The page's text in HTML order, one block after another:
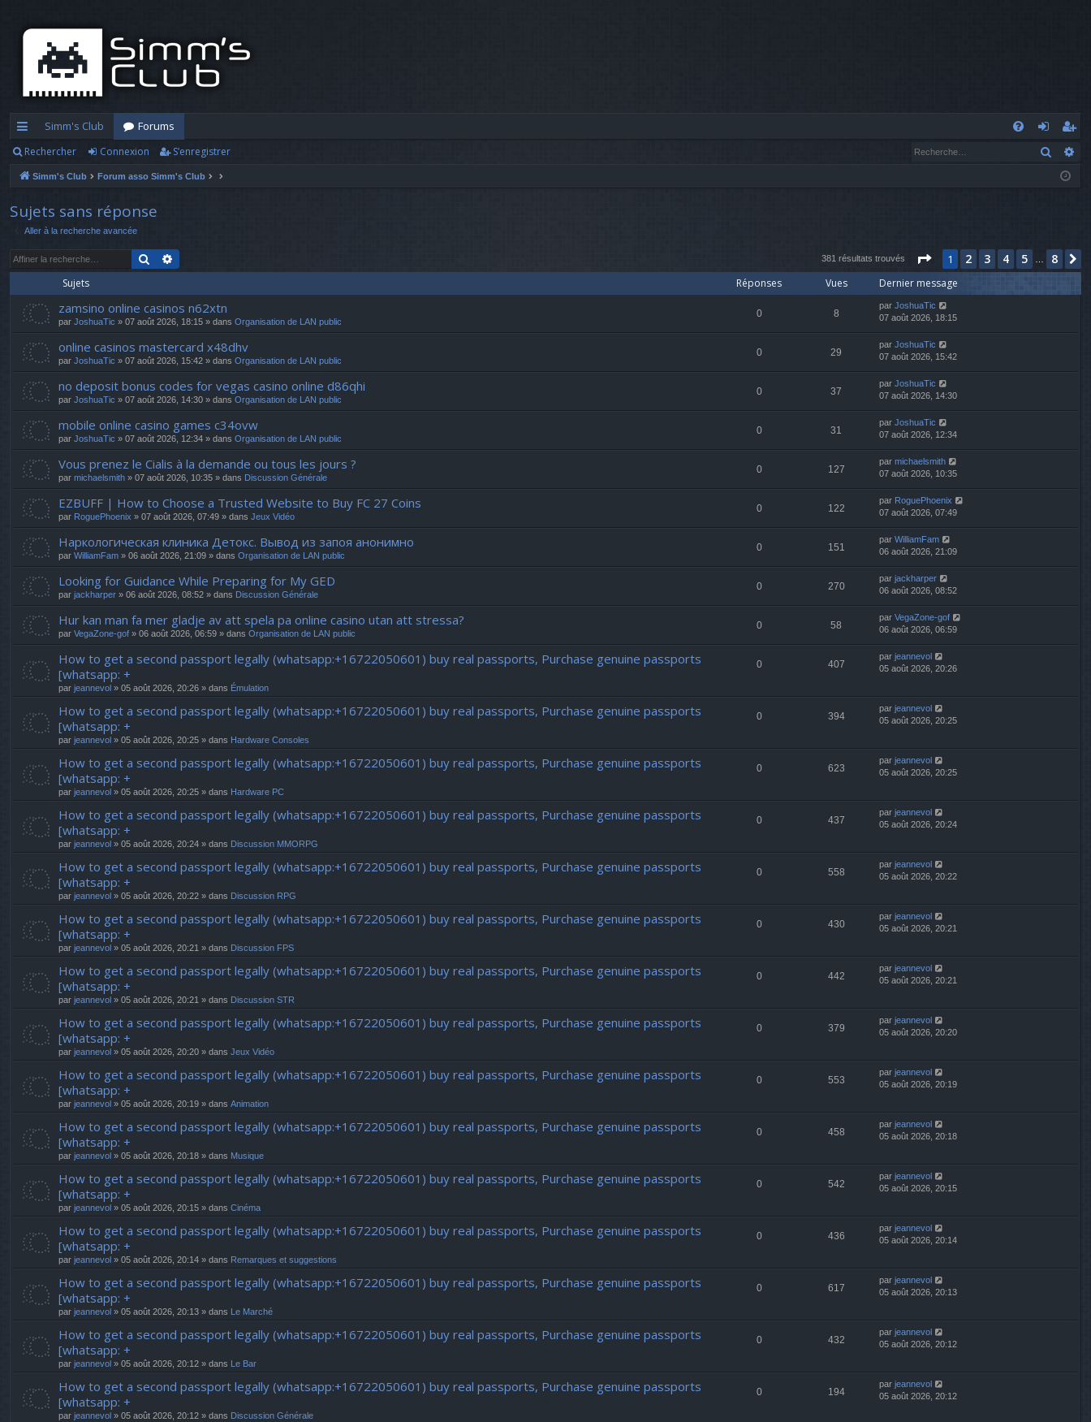
cc
ès
ra
pi
d
Simm's Club
Forums
o
io
’e
nr
re
Rechercher Connexion S’enregistrer
Simm's Club Forum asso Simm's Club
Sujets sans réponse
Aller à la recherche avancée
Rechercher 381 résultats trouvés Page 1sur
1 2 3 4 5 … 8
Sujets Réponses Vues Dernier message
zamsino online casinos n62xtn
par JoshuaTic » 07 août 2026, 18:15 » dans Organisation de LAN public
0 8
par JoshuaTic
07 août 2026, 18:15
online casinos mastercard x48dhv
par JoshuaTic » 07 août 2026, 15:42 » dans Organisation de LAN public
0 29
par JoshuaTic
07 août 2026, 15:42
no deposit bonus codes for vegas casino online d86qhi
par JoshuaTic » 07 août 2026, 14:30 » dans Organisation de LAN public
0 37
par JoshuaTic
07 août 2026, 14:30
mobile online casino games c34ovw
par JoshuaTic » 07 août 2026, 12:34 » dans Organisation de LAN public
0 31
par JoshuaTic
07 août 2026, 12:34
Vous prenez le Cialis à la demande ou tous les jours ?
par michaelsmith » 07 août 2026, 10:35 » dans Discussion Générale
0 127
par michaelsmith
07 août 2026, 10:35
EZBUFF | How to Choose a Trusted Website to Buy FC 27 Coins
par RoguePhoenix » 07 août 2026, 07:49 » dans Jeux Vidéo
0 122
par RoguePhoenix
07 août 2026, 07:49
Наркологическая клиника Детокс. Вывод из запоя анонимно
par WilliamFam » 06 août 2026, 21:09 » dans Organisation de LAN public
0 151
par WilliamFam
06 août 2026, 21:09
Looking for Guidance While Preparing for My GED
par jackharper » 06 août 2026, 08:52 » dans Discussion Générale
0 270
par jackharper
06 août 2026, 08:52
Hur kan man fa mer gladje av att spela pa online casino utan att stressa?
par VegaZone-gof » 06 août 2026, 06:59 » dans Organisation de LAN public
0 58
par VegaZone-gof
06 août 2026, 06:59
How to get a second passport legally (whatsapp:+16722050601) buy real passports, Purchase genuine passports
[whatsapp: +
par jeannevol » 05 août 2026, 20:26 » dans Émulation
0 407
par jeannevol
05 août 2026, 20:26
How to get a second passport legally (whatsapp:+16722050601) buy real passports, Purchase genuine passports
[whatsapp: +
par jeannevol » 05 août 2026, 20:25 » dans Hardware Consoles
0 394
par jeannevol
05 août 2026, 20:25
How to get a second passport legally (whatsapp:+16722050601) buy real passports, Purchase genuine passports
[whatsapp: +
par jeannevol » 05 août 2026, 20:25 » dans Hardware PC
0 623
par jeannevol
05 août 2026, 20:25
How to get a second passport legally (whatsapp:+16722050601) buy real passports, Purchase genuine passports
[whatsapp: +
par jeannevol » 05 août 2026, 20:24 » dans Discussion MMORPG
0 437
par jeannevol
05 août 2026, 20:24
How to get a second passport legally (whatsapp:+16722050601) buy real passports, Purchase genuine passports
[whatsapp: +
par jeannevol » 05 août 2026, 20:22 » dans Discussion RPG
0 558
par jeannevol
05 août 2026, 20:22
How to get a second passport legally (whatsapp:+16722050601) buy real passports, Purchase genuine passports
[whatsapp: +
par jeannevol » 05 août 2026, 20:21 » dans Discussion FPS
0 430
par jeannevol
05 août 2026, 20:21
How to get a second passport legally (whatsapp:+16722050601) buy real passports, Purchase genuine passports
[whatsapp: +
par jeannevol » 05 août 2026, 20:21 » dans Discussion STR
0 442
par jeannevol
05 août 2026, 20:21
How to get a second passport legally (whatsapp:+16722050601) buy real passports, Purchase genuine passports
[whatsapp: +
par jeannevol » 05 août 2026, 20:20 » dans Jeux Vidéo
0 379
par jeannevol
05 août 2026, 20:20
How to get a second passport legally (whatsapp:+16722050601) buy real passports, Purchase genuine passports
[whatsapp: +
par jeannevol » 05 août 2026, 20:19 » dans Animation
0 553
par jeannevol
05 août 2026, 20:19
How to get a second passport legally (whatsapp:+16722050601) buy real passports, Purchase genuine passports
[whatsapp: +
par jeannevol » 05 août 2026, 20:18 » dans Musique
0 458
par jeannevol
05 août 2026, 20:18
How to get a second passport legally (whatsapp:+16722050601) buy real passports, Purchase genuine passports
[whatsapp: +
par jeannevol » 05 août 2026, 20:15 » dans Cinéma
0 542
par jeannevol
05 août 2026, 20:15
How to get a second passport legally (whatsapp:+16722050601) buy real passports, Purchase genuine passports
[whatsapp: +
par jeannevol » 05 août 2026, 20:14 » dans Remarques et suggestions
0 436
par jeannevol
05 août 2026, 20:14
How to get a second passport legally (whatsapp:+16722050601) buy real passports, Purchase genuine passports
[whatsapp: +
par jeannevol » 05 août 2026, 20:13 » dans Le Marché
0 617
par jeannevol
05 août 2026, 20:13
How to get a second passport legally (whatsapp:+16722050601) buy real passports, Purchase genuine passports
[whatsapp: +
par jeannevol » 05 août 2026, 20:12 » dans Le Bar
0 432
par jeannevol
05 août 2026, 20:12
How to get a second passport legally (whatsapp:+16722050601) buy real passports, Purchase genuine passports
[whatsapp: +
par jeannevol » 05 août 2026, 20:12 » dans Discussion Générale
0 194
par jeannevol
05 août 2026, 20:12